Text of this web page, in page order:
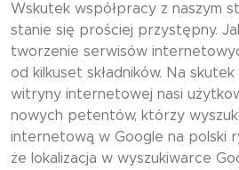
Wskutek współpracy z naszym
stanie się prościej przystępny.
tworzenie serwisów
od kilkuset składników. Na
witryny internetowej nasi
nowych petentów, którzy
internetową w Google na polski
że lokalizacja w wyszukiwarce